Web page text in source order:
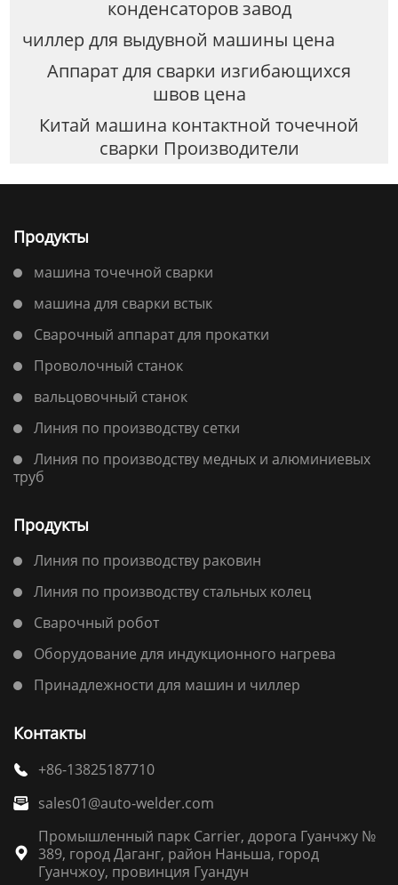
конденсаторов завод
чиллер для выдувной машины цена
Аппарат для сварки изгибающихся
швов цена
Китай машина контактной точечной
сварки Производители
Продукты
машина точечной сварки
машина для сварки встык
Сварочный аппарат для прокатки
Проволочный станок
вальцовочный станок
Линия по производству сетки
Линия по производству медных и алюминиевых
труб
Продукты
Линия по производству раковин
Линия по производству стальных колец
Сварочный робот
Оборудование для индукционного нагрева
Принадлежности для машин и чиллер
Контакты
 +86-13825187710
 sales01@auto-welder.com

Промышленный парк Carrier, дорога Гуанчжу №
389, город Даганг, район Наньша, город
Гуанчжоу, провинция Гуандун